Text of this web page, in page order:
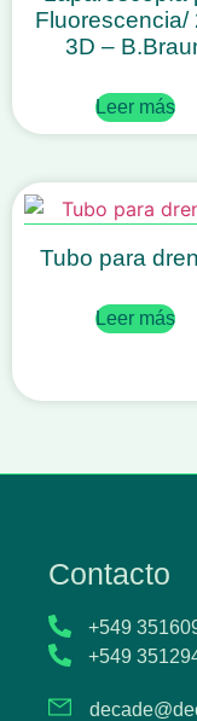
Fluorescencia/
3D –
Leer más
Tubo para
Leer más
Contacto
+549
+549